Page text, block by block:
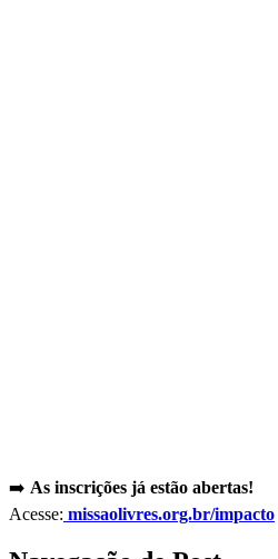
➡️ As inscrições já estão abertas!
Acesse: missaolivres.org.br/impacto